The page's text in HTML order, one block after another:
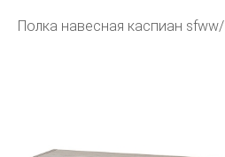
Полка навесная каспиан sfww/